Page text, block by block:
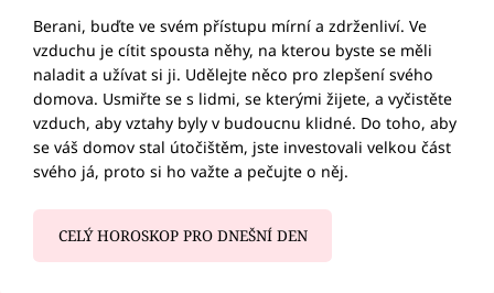
Berani, buďte ve svém přístupu mírní a zdrženliví. Ve
vzduchu je cítit spousta něhy, na kterou byste se měli
naladit a užívat si ji. Udělejte něco pro zlepšení svého
domova. Usmiřte se s lidmi, se kterými žijete, a vyčistěte
vzduch, aby vztahy byly v budoucnu klidné. Do toho, aby
se váš domov stal útočištěm, jste investovali velkou část
svého já, proto si ho važte a pečujte o něj.
CELÝ HOROSKOP PRO DNEŠNÍ DEN